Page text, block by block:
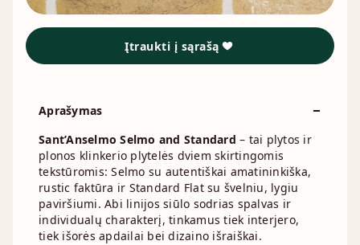
Įtraukti į sąrašą
Aprašymas
Sant’Anselmo Selmo and Standard – tai plytos ir
plonos klinkerio plytelės dviem skirtingomis
tekstūromis: Selmo su autentiškai amatininkiška,
rustic faktūra ir Standard Flat su švelniu, lygiu
paviršiumi. Abi linijos siūlo sodrias spalvas ir
individualų charakterį, tinkamus tiek interjero,
tiek išorės apdailai bei dizaino išraiškai.